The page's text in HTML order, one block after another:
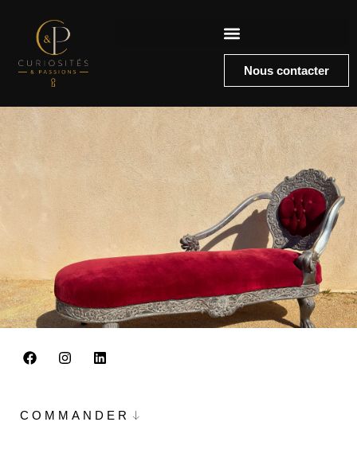
Nous contacter
COMMANDER